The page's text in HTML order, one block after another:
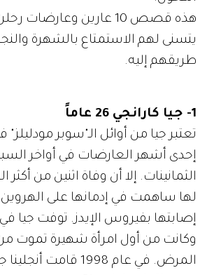
هذه قصص 10 عارين وعارضات
يتسنى لهم الاستمتاع بالشهرة
طريقهم إليه.
1- جيا كارانجي 26 عاماً
تعتبر جيا من أوائل الـ"سوبر
إحدى أشهر العارضات في أواخر
الثمانينات. إلا أن وفاة اثنين من أكثر
لها ساهمت في إدمانها على الهروين
وكانت من أول امرأة شهيرة تموت
المرض. في عام 1998